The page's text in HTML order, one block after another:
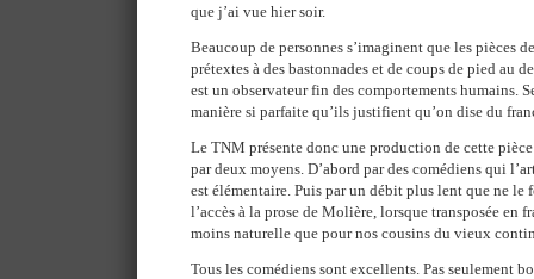
que j’ai vue hier soir.
Beaucoup de personnes s’imaginent que les pièces
prétextes à des bastonnades et de coups de pied au
est un observateur fin des comportements humains.
manière si parfaite qu’ils justifient qu’on dise du
Le TNM présente donc une production de cette
par deux moyens. D’abord par des comédiens qui
est élémentaire. Puis par un débit plus lent que ne le
l’accès à la prose de Molière, lorsque transposée en
moins naturelle que pour nos cousins du vieux
Tous les comédiens sont excellents. Pas seulement